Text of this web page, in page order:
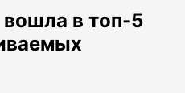
в топ-5